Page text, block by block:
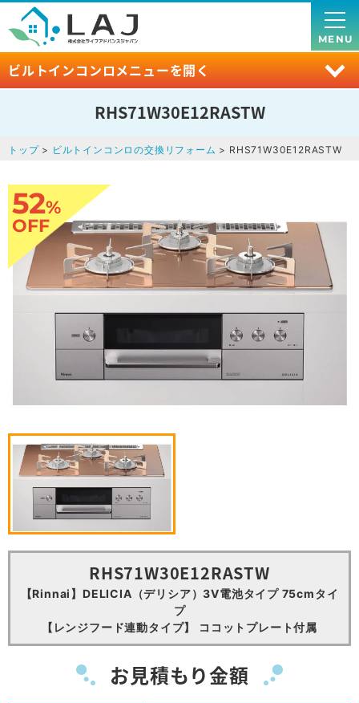
ビルトインコンロメニューを開く
MENU
RHS71W30E12RASTW
トップ> ビルトインコンロの交換リフォーム > RHS71W30E12RASTW
52%
OFF
RHS71W30E12RASTW
【Rinnai】DELICIA（デリシア）3V電池タイプ 75cmタイ
プ
【レンジフード連動タイプ】 ココットプレート付属
お見積もり金額